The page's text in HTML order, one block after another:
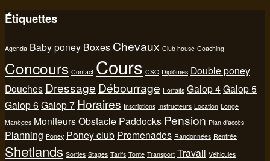
Étiquettes
Agenda Baby poney Boxes Chevaux Club house Coaching
Concours Contact Cours CSO Diplômes Double poney
Douches Dressage Débourrage Forfaits Galop 4Galop 5
Galop 6 Galop 7 Horaires Inscriptions Instructeurs Location Longe
Manèges MoniteursObstacle Paddocks Pension Plan d'accès
Planning Poney Poney club Promenades Randonnées Rentrée
Shetlands Sorties Stages Tarifs Tonte Transport Travail Véhicules